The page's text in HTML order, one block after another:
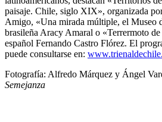
paisaje. Chile, siglo XIX», organizada
Amigo, «Una mirada múltiple, el Museo
brasileña Aracy Amaral o «Terrermoto
español Fernando Castro Flórez. El
puede consultarse en:
Fotografía: Alfredo Márquez y Ángel
Semejanza